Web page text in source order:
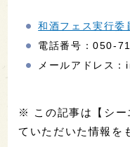
和酒フェス実行委
電話番号：050-
メールアドレス
※ この記事は【シー
ていただいた情報を